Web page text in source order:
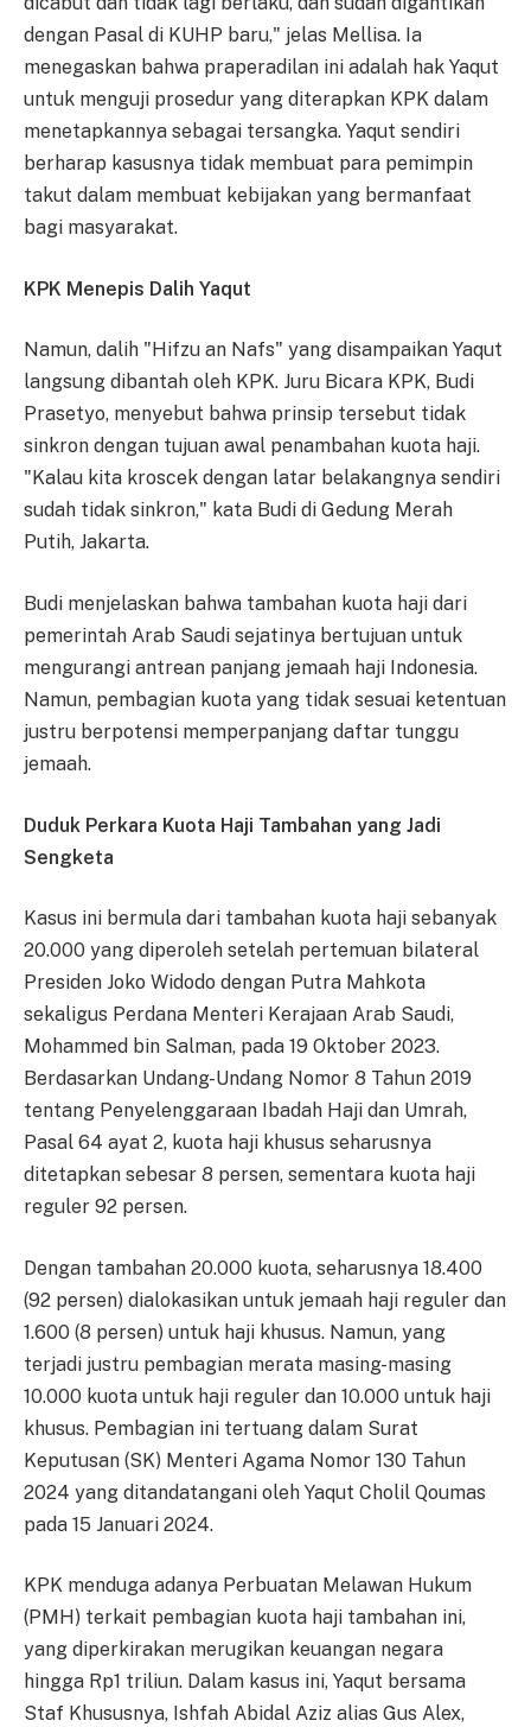
dengan Pasal di KUHP baru," jelas Mellisa. Ia
menegaskan bahwa praperadilan ini adalah hak Yaqut
untuk menguji prosedur yang diterapkan KPK dalam
menetapkannya sebagai tersangka. Yaqut sendiri
berharap kasusnya tidak membuat para pemimpin
takut dalam membuat kebijakan yang bermanfaat
bagi masyarakat.
KPK Menepis Dalih Yaqut
Namun, dalih "Hifzu an Nafs" yang disampaikan Yaqut
langsung dibantah oleh KPK. Juru Bicara KPK, Budi
Prasetyo, menyebut bahwa prinsip tersebut tidak
sinkron dengan tujuan awal penambahan kuota haji.
"Kalau kita kroscek dengan latar belakangnya sendiri
sudah tidak sinkron," kata Budi di Gedung Merah
Putih, Jakarta.
Budi menjelaskan bahwa tambahan kuota haji dari
pemerintah Arab Saudi sejatinya bertujuan untuk
mengurangi antrean panjang jemaah haji Indonesia.
Namun, pembagian kuota yang tidak sesuai ketentuan
justru berpotensi memperpanjang daftar tunggu
jemaah.
Duduk Perkara Kuota Haji Tambahan yang Jadi
Sengketa
Kasus ini bermula dari tambahan kuota haji sebanyak
20.000 yang diperoleh setelah pertemuan bilateral
Presiden Joko Widodo dengan Putra Mahkota
sekaligus Perdana Menteri Kerajaan Arab Saudi,
Mohammed bin Salman, pada 19 Oktober 2023.
Berdasarkan Undang-Undang Nomor 8 Tahun 2019
tentang Penyelenggaraan Ibadah Haji dan Umrah,
Pasal 64 ayat 2, kuota haji khusus seharusnya
ditetapkan sebesar 8 persen, sementara kuota haji
reguler 92 persen.
Dengan tambahan 20.000 kuota, seharusnya 18.400
(92 persen) dialokasikan untuk jemaah haji reguler dan
1.600 (8 persen) untuk haji khusus. Namun, yang
terjadi justru pembagian merata masing-masing
10.000 kuota untuk haji reguler dan 10.000 untuk haji
khusus. Pembagian ini tertuang dalam Surat
Keputusan (SK) Menteri Agama Nomor 130 Tahun
2024 yang ditandatangani oleh Yaqut Cholil Qoumas
pada 15 Januari 2024.
KPK menduga adanya Perbuatan Melawan Hukum
(PMH) terkait pembagian kuota haji tambahan ini,
yang diperkirakan merugikan keuangan negara
hingga Rp1 triliun. Dalam kasus ini, Yaqut bersama
Staf Khususnya, Ishfah Abidal Aziz alias Gus Alex,